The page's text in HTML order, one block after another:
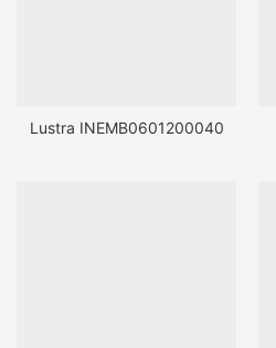
Lustra INEMB0601200040